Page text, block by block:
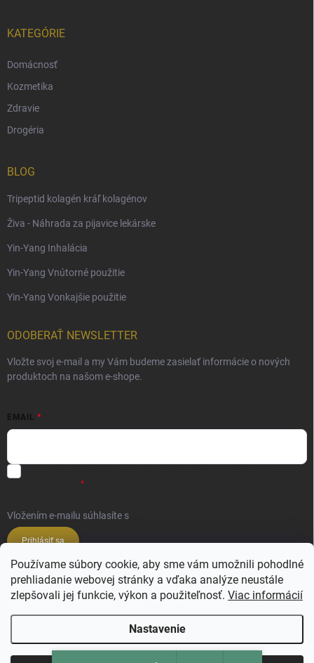
Používame súbory cookie, aby sme vám umožnili pohodlné
prehliadanie webovej stránky a vďaka analýze neustále
zlepšovali jej funkcie, výkon a použiteľnosť. Viac informácií
Nastavenie
KATEGÓRIE
Domácnosť
Kozmetika
Zdravie
Drogéria
BLOG
Tripeptid kolagén kráľ kolagénov
Živa - Náhrada za pijavice lekárske
Yin-Yang Inhalácia
Yin-Yang Vnútorné použitie
Yin-Yang Vonkajšie použitie
ODOBERAŤ NEWSLETTER
Vložte svoj e-mail a my Vám budeme zasielať informácie o nových
produktoch na našom e-shope.
EMAIL
Vložením e-mailu súhlasíte s
Prihlásiť sa
Veľkoobchod ESSENZE LAVANDERIE
Veľkoobchod SALIMBENI PROFUMI ROMA